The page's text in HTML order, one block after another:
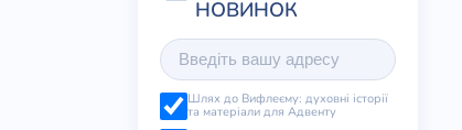
Шлях до Вифлеєму: духовні історії
та матеріали для Адвенту